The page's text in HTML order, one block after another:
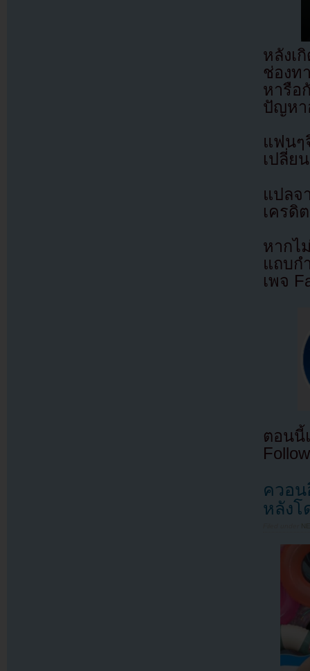
หลังเ
ช่อง
หารือ
ปัญหา
แฟนๆ
เปลี่ย
แปล
เครดิ
หากไ
แถบก
เพจ
ตอนนี้
ควอ
หลังโ